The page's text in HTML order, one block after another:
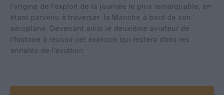
l’origine de l’exploit de la journée le plus remarquable, en
étant parvenu à traverser la Manche à bord de son
aéroplane. Devenant ainsi le deuxième aviateur de
l’histoire à réussir cet exercice qui restera dans les
annales de l’aviation.